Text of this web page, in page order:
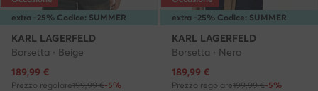
extra -25% Codice: SUMMER
KARL LAGERFELD
Borsetta · Beige
Prezzo attuale
189,99 €
Prezzo regolare199,99 €-5%
extra -25% Codice: SUMMER
KARL LAGERFELD
Borsetta · Nero
Prezzo attuale
189,99 €
Prezzo regolare199,99 €-5%